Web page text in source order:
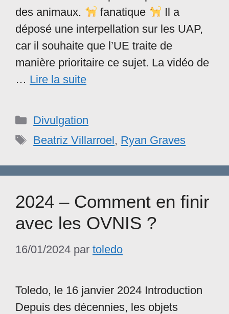
des animaux.
‍ fanatique
Il a
déposé une interpellation sur les UAP,
car il souhaite que l’UE traite de
manière prioritaire ce sujet. La vidéo de
… Lire la suite
Catégories
Divulgation
Étiquettes
Beatriz Villarroel, Ryan Graves
2024 – Comment en finir
avec les OVNIS ?
16/01/2024 par toledo
Toledo, le 16 janvier 2024 Introduction
Depuis des décennies, les objets